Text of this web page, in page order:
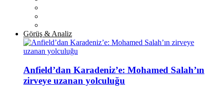
Görüş & Analiz
Anfield’dan Karadeniz’e: Mohamed Salah’ın
zirveye uzanan yolculuğu